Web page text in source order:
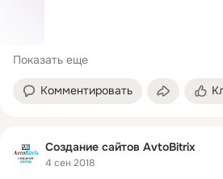
Показать еще
Комментировать
Создание сайтов AvtoBitrix
4 сен 2018